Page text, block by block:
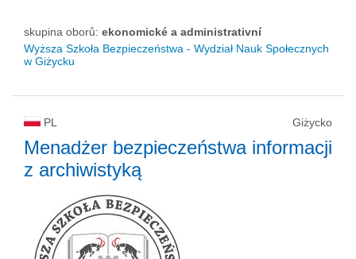
skupina oborů: ekonomické a administrativní
Wyższa Szkoła Bezpieczeństwa - Wydział Nauk Społecznych
w Giżycku
PL Giżycko
Menadżer bezpieczeństwa informacji
z archiwistyką